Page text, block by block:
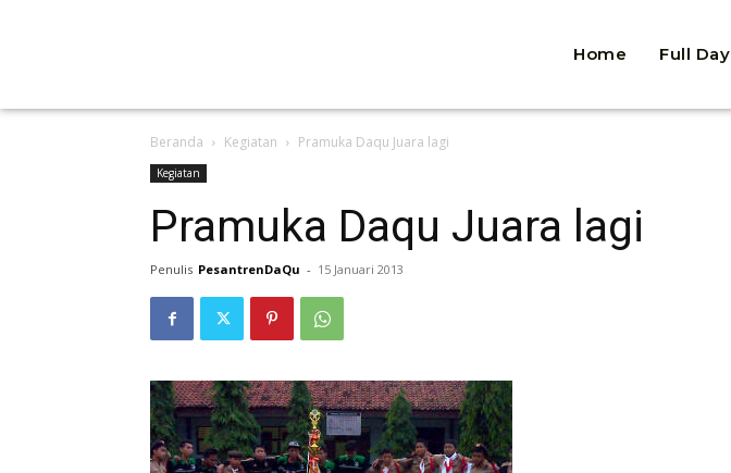
Home Full Day
Beranda Kegiatan Pramuka Daqu Juara lagi
Kegiatan
Pramuka Daqu Juara lagi
Penulis PesantrenDaQu - 15 Januari 2013